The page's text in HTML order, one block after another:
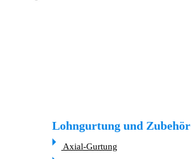
Lohngurtung und Zubehör
Axial-Gurtung